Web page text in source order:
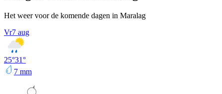
Het weer voor de komende dagen in Maralag
Vr7 aug
25°31°
7 mm